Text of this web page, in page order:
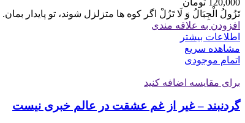
تَزُولُ الْجِبَالُ وَ لَا تَزُلْ اگر كوه ها متزلزل شوند، تو پايدار
افزودن به علاقه مندی
اطلاعات بیشتر
مشاهده سریع
اتمام موجودی
برای مقایسه اضافه کنید
گردنبند – غیر از غم عشقت در عالم خبری نیست